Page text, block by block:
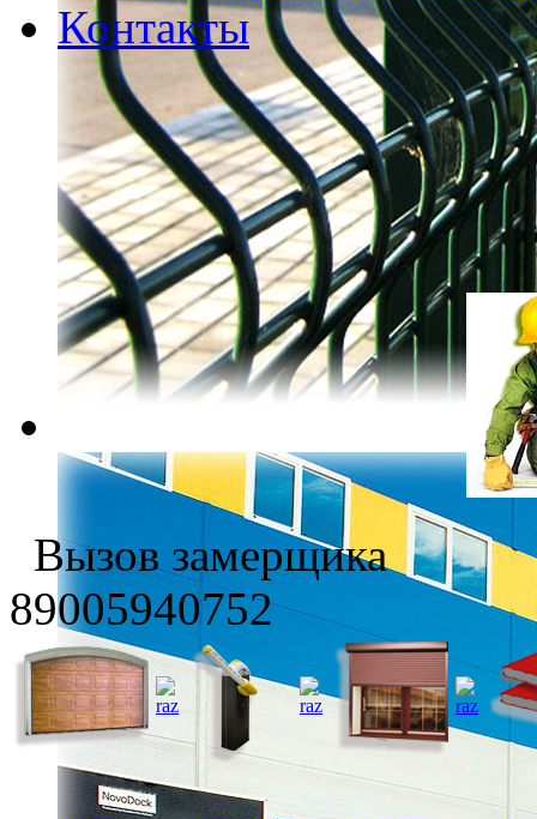
Контакты
Вызов замерщика
89005940752